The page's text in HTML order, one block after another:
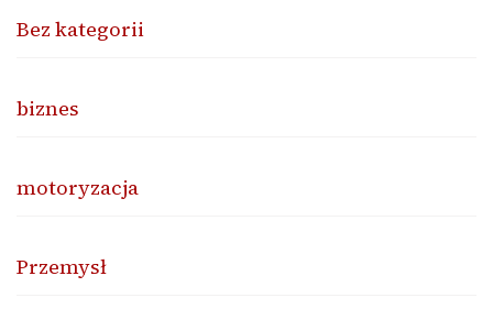
Bez kategorii
biznes
motoryzacja
Przemysł